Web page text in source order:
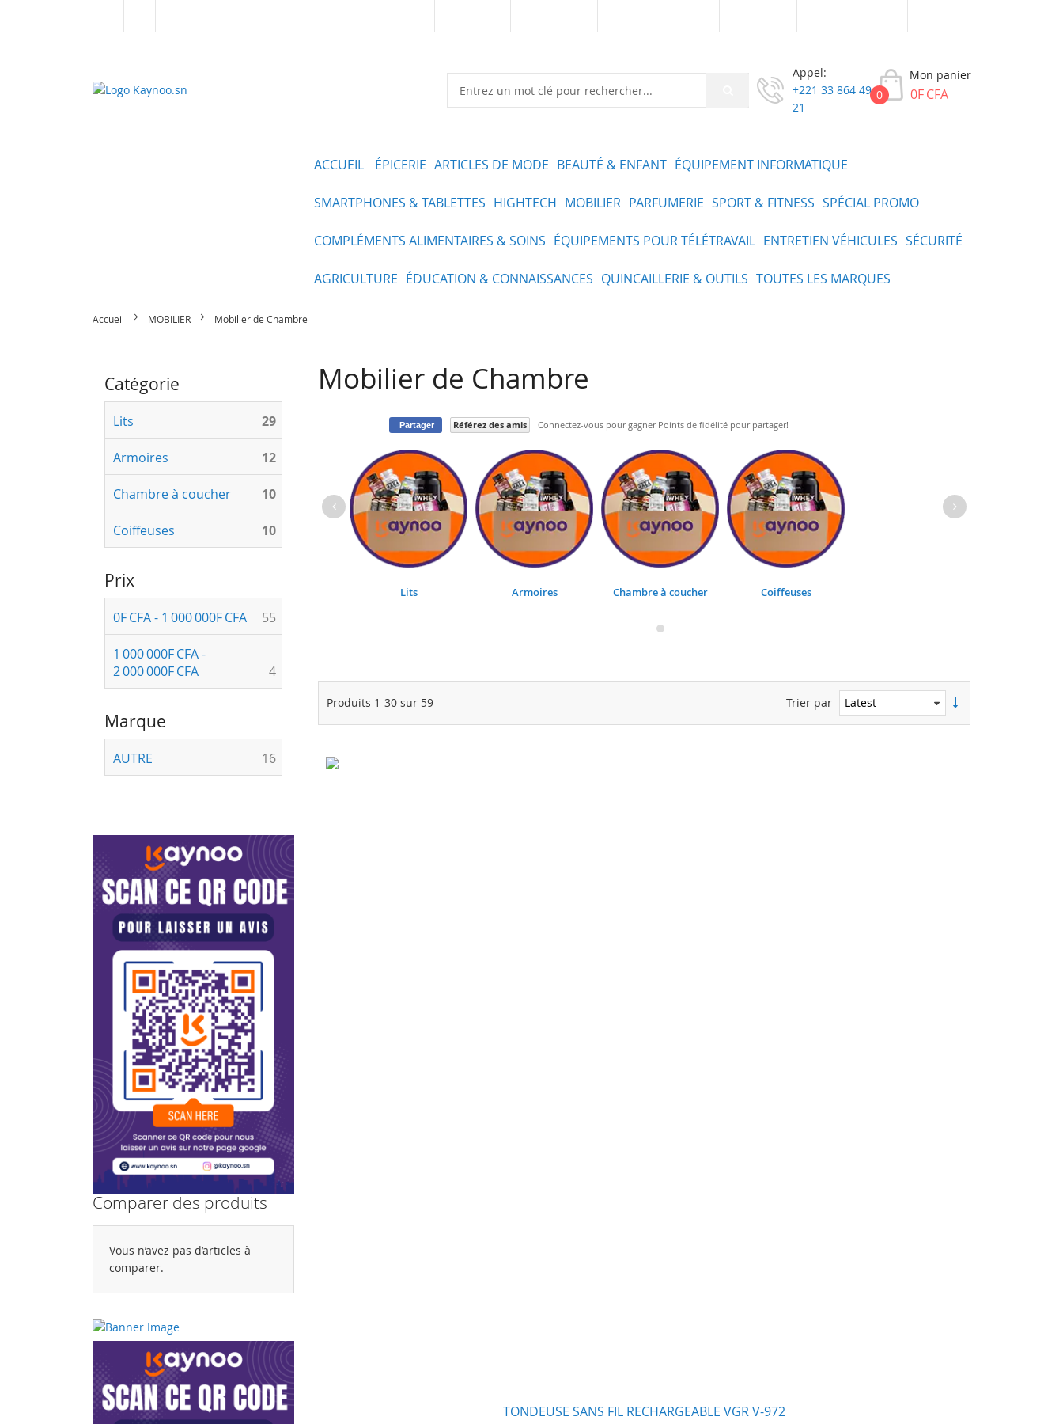
Mon panier
0F CFA
0
Appel:
+221 33 864 49
21
ACCUEIL ÉPICERIE ARTICLES DE MODE BEAUTÉ & ENFANT ÉQUIPEMENT INFORMATIQUE
SMARTPHONES & TABLETTES HIGHTECH MOBILIER PARFUMERIE SPORT & FITNESS SPÉCIAL PROMO
COMPLÉMENTS ALIMENTAIRES & SOINS ÉQUIPEMENTS POUR TÉLÉTRAVAIL ENTRETIEN VÉHICULES SÉCURITÉ
AGRICULTURE ÉDUCATION & CONNAISSANCES QUINCAILLERIE & OUTILS TOUTES LES MARQUES
Accueil MOBILIER Mobilier de Chambre
Mobilier de Chambre
Partager Référez des amis Connectez-vous pour gagner Points de fidélité pour partager!
Lits Armoires Chambre à coucher Coiffeuses
next
Produits 1-30 sur 59 Trier par
TONDEUSE SANS FIL RECHARGEABLE VGR V-972
Catégorie
Lits 29articles
Armoires 12articles
Chambre à coucher 10articles
Coiffeuses 10articles
Prix
0F CFA- 1 000 000F CFA 55articles
1 000 000F CFA-
2 000 000F CFA
4articles
Marque
AUTRE 16articles
Comparer des produits
Vous n’avez pas d’articles à
comparer.